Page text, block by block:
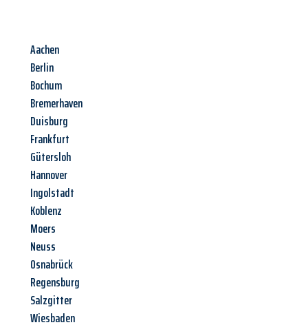
Aachen
Berlin
Bochum
Bremerhaven
Duisburg
Frankfurt
Gütersloh
Hannover
Ingolstadt
Koblenz
Moers
Neuss
Osnabrück
Regensburg
Salzgitter
Wiesbaden